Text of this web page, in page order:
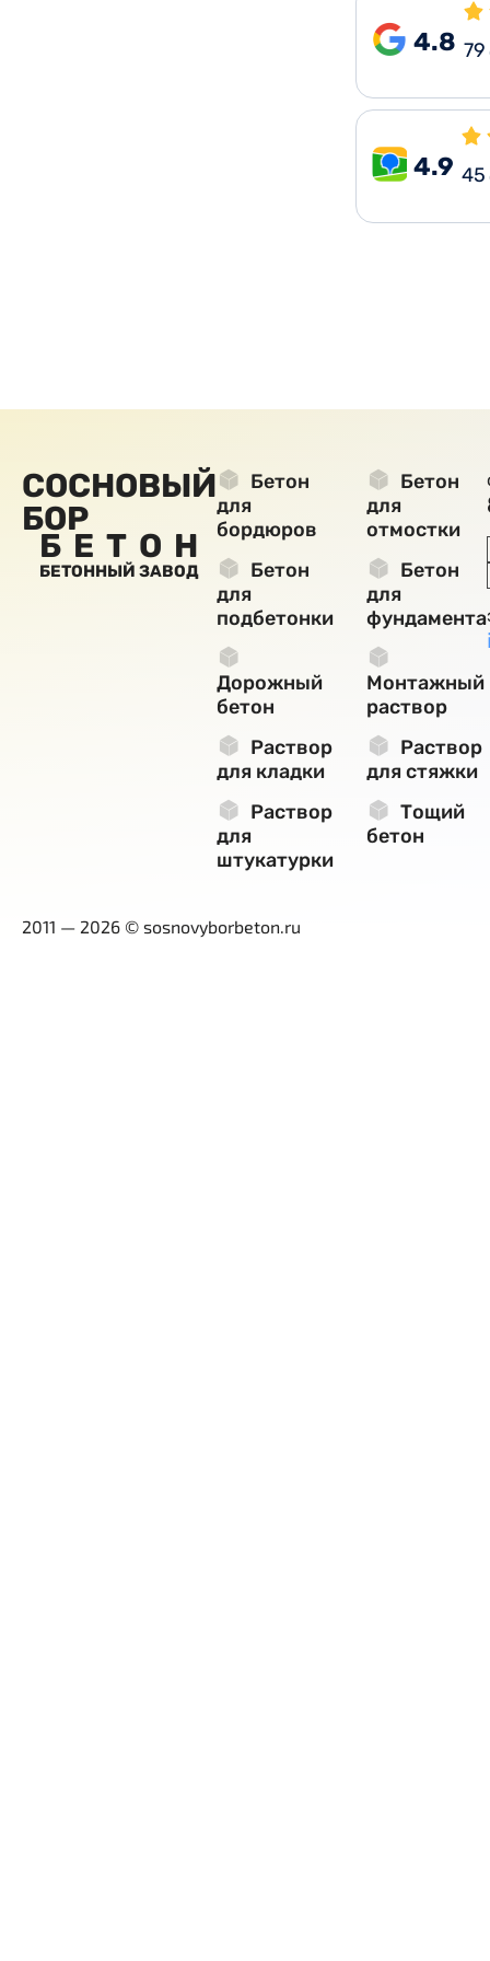
4.8 79
4.9 45
СОСНОВЫЙ
БОР
БЕТОН
БЕТОННЫЙ ЗАВОД
Бетон
для
бордюров
Бетон
для
отмостки
Бетон
для
подбетонки
Бетон
для
фундамента
Дорожный
бетон
Монтажный
раствор
Раствор
для кладки
Раствор
для стяжки
Раствор
для
штукатурки
Тощий
бетон
2011 — 2026 © sosnovyborbeton.ru